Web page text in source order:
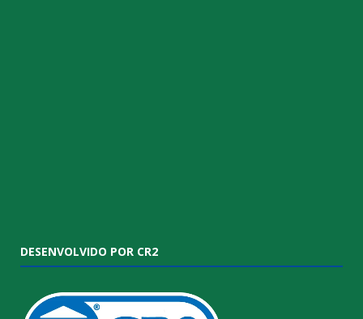
DESENVOLVIDO POR CR2